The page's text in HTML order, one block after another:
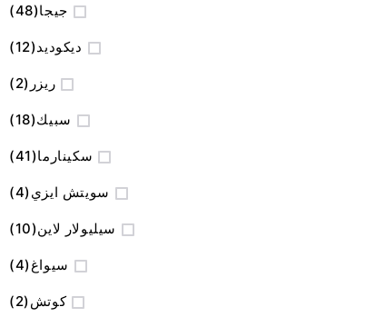
جيجا 48
المنتج
ديكوديد 12
المنتج
ريزر 2
المنتج
سبيك 18
المنتج
سكينارما 41
المنتج
سويتش ايزي 4
المنتج
سيليولار لاين 10
المنتج
سيواغ 4
المنتج
كوتش 2
المنتج